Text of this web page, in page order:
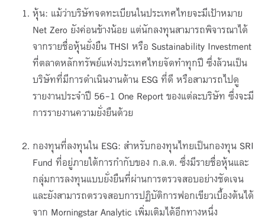
หุ้น: แม้ว่าบริษัทจดทะเบียนในประเทศไทยจะมีเป้าหมาย
Net Zero ยังค่อนข้างน้อย แต่นักลงทุนสามารถพิจารณาได้
จากรายชื่อหุ้นยั่งยืน THSI หรือ Sustainability Investment
ที่ตลาดหลักทรัพย์แห่งประเทศไทยจัดทำทุกปี ซึ่งล้วนเป็น
บริษัทที่มีการดำเนินงานด้าน ESG ที่ดี หรือสามารถไปดู
รายงานประจำปี 56-1 One Report ของแต่ละบริษัท ซึ่งจะมี
การรายงานความยั่งยืนด้วย
กองทุนที่ลงทุนใน ESG: สำหรับกองทุนไทยเป็นกองทุน SRI
Fund ที่อยู่ภายใต้การกำกับของ ก.ล.ต. ซึ่งมีรายชื่อหุ้นและ
กลุ่มการลงทุนแบบยั่งยืนที่ผ่านการตรวจสอบอย่างชัดเจน
และยังสามารถตรวจสอบการปฏิบัติการฟอกเขียวเบื้องต้นได้
จาก Morningstar Analytic เพิ่มเติมได้อีกทางหนึ่ง